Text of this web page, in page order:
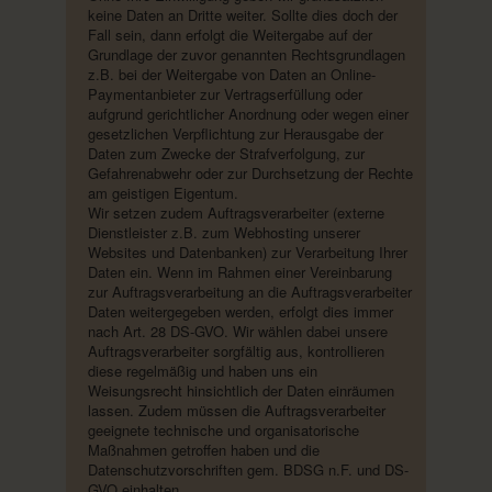
keine Daten an Dritte weiter. Sollte dies doch der
Fall sein, dann erfolgt die Weitergabe auf der
Grundlage der zuvor genannten Rechtsgrundlagen
z.B. bei der Weitergabe von Daten an Online-
Paymentanbieter zur Vertragserfüllung oder
aufgrund gerichtlicher Anordnung oder wegen einer
gesetzlichen Verpflichtung zur Herausgabe der
Daten zum Zwecke der Strafverfolgung, zur
Gefahrenabwehr oder zur Durchsetzung der Rechte
am geistigen Eigentum.
Wir setzen zudem Auftragsverarbeiter (externe
Dienstleister z.B. zum Webhosting unserer
Websites und Datenbanken) zur Verarbeitung Ihrer
Daten ein. Wenn im Rahmen einer Vereinbarung
zur Auftragsverarbeitung an die Auftragsverarbeiter
Daten weitergegeben werden, erfolgt dies immer
nach Art. 28 DS-GVO. Wir wählen dabei unsere
Auftragsverarbeiter sorgfältig aus, kontrollieren
diese regelmäßig und haben uns ein
Weisungsrecht hinsichtlich der Daten einräumen
lassen. Zudem müssen die Auftragsverarbeiter
geeignete technische und organisatorische
Maßnahmen getroffen haben und die
Datenschutzvorschriften gem. BDSG n.F. und DS-